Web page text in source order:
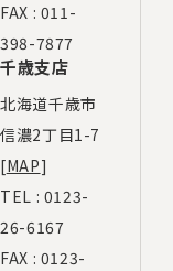
FAX : 011-
398-7877
千歳支店
北海道千歳市
信濃2丁目1-7
[MAP]
TEL : 0123-
26-6167
FAX : 0123-